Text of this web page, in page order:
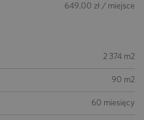
649.00 zł / miejsce
2 374 m2
90 m2
60 miesięcy